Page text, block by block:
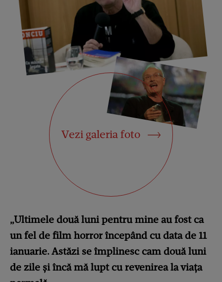
Vezi galeria foto
„Ultimele două luni pentru mine au fost ca
un fel de film horror începând cu data de 11
ianuarie. Astăzi se împlinesc cam două luni
de zile şi încă mă lupt cu revenirea la viaţa